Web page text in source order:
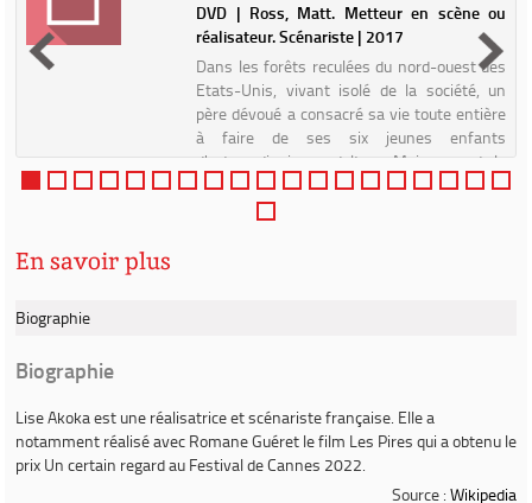
DVD | Ross, Matt. Metteur en scène ou
réalisateur. Scénariste | 2017
Dans les forêts reculées du nord-ouest des
Etats-Unis, vivant isolé de la société, un
père dévoué a consacré sa vie toute entière
à faire de ses six jeunes enfants
d'extraordinaires adultes. Mais quand le
destin frappe sa famille,...
En savoir plus
Biographie
Biographie
Lise Akokaest une réalisatrice et scénariste française. Elle a
notamment réalisé avec Romane Guéret le film Les Pires qui a obtenu le
prix Un certain regard au Festival de Cannes 2022.
Source : Wikipedia